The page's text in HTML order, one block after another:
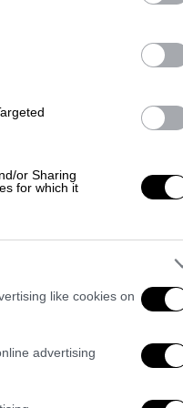
or Sharing
for which it
like cookies on
advertising
έχει
ότου